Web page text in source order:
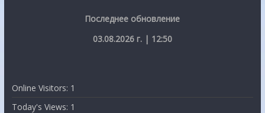
Последнее обновление
03.08.2026 г. | 12:50
Online Visitors: 1
Today's Views: 1